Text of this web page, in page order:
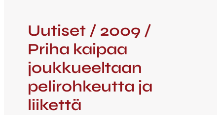
Uutiset / 2009 /
Priha kaipaa
joukkueeltaan
pelirohkeutta ja
liikettä